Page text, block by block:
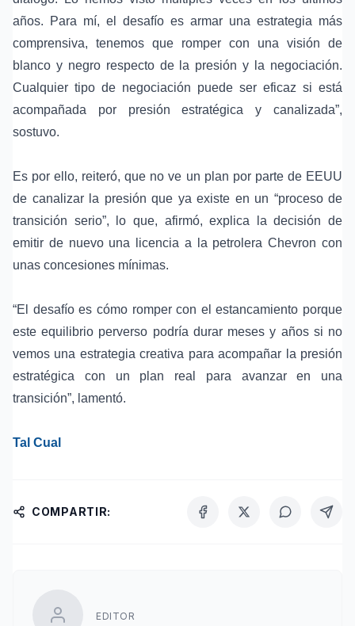
años. Para mí, el desafío es armar una estrategia más
comprensiva, tenemos que romper con una visión de
blanco y negro respecto de la presión y la negociación.
Cualquier tipo de negociación puede ser eficaz si está
acompañada por presión estratégica y canalizada”,
sostuvo.
Es por ello, reiteró, que no ve un plan por parte de EEUU
de canalizar la presión que ya existe en un “proceso de
transición serio”, lo que, afirmó, explica la decisión de
emitir de nuevo una licencia a la petroleraChevron con
unas concesiones mínimas.
“El desafío es cómo romper con el estancamiento porque
este equilibrio perverso podría durar meses y años si no
vemos una estrategia creativa para acompañar la presión
estratégica con un plan real para avanzar en una
transición”, lamentó.
Tal Cual
COMPARTIR:
EDITOR